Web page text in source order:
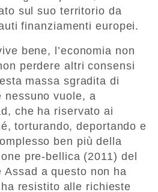
sul suo territorio da
finanziamenti europei.
bene, l’economia non
perdere altri consensi
massa sgradita di
nessuno vuole, a
che ha riservato ai
torturando, deportando e
ben più della
pre-bellica (2011) del
Assad a questo non ha
resistito alle richieste